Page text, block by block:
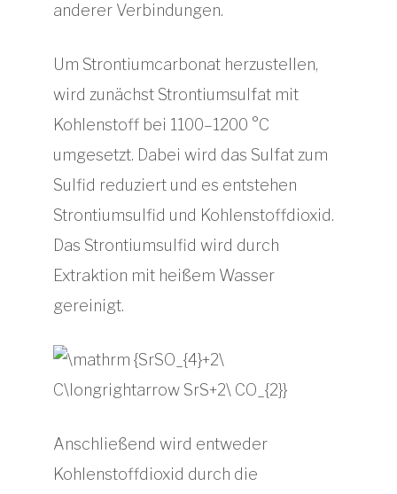
anderer Verbindungen.
Um Strontiumcarbonat herzustellen,
wird zunächst Strontiumsulfat mit
Kohlenstoff bei 1100–1200 °C
umgesetzt. Dabei wird das Sulfat zum
Sulfid reduziert und es entstehen
Strontiumsulfid und Kohlenstoffdioxid.
Das Strontiumsulfid wird durch
Extraktion mit heißem Wasser
gereinigt.
Anschließend wird entweder
Kohlenstoffdioxid durch die